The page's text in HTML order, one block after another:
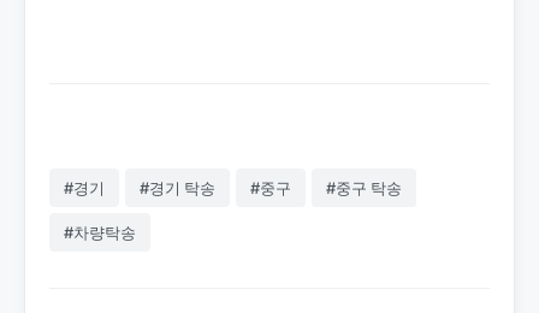
#경기 #경기 탁송 #중구 #중구 탁송
#차량탁송